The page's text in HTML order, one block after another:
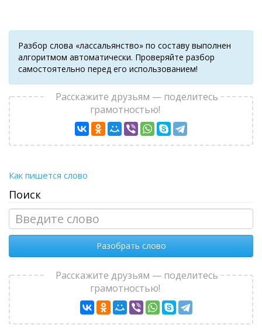
Разбор слова «лассальянство» по составу выполнен
алгоритмом автоматически. Проверяйте разбор
самостоятельно перед его использованием!
Расскажите друзьям — поделитесь
грамотностью!
Как пишется слово
Поиск
Разобрать слово
Расскажите друзьям — поделитесь
грамотностью!